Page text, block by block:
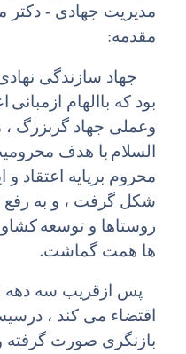
مدیریت جهادی -
مقدمه:
جهاد سازندگی
بود که باالهام ازمبانی
وعملی جهاد گربزرگ ،
السلام با هدف
محروم برپایه اعتقاد و
شکل گرفت ، و به رفع
روستاها و توسعه
ها همت گماشت.
پس ازقریب سه دهه
اقتضاء می کند ،
بازنگری صورت گرفته